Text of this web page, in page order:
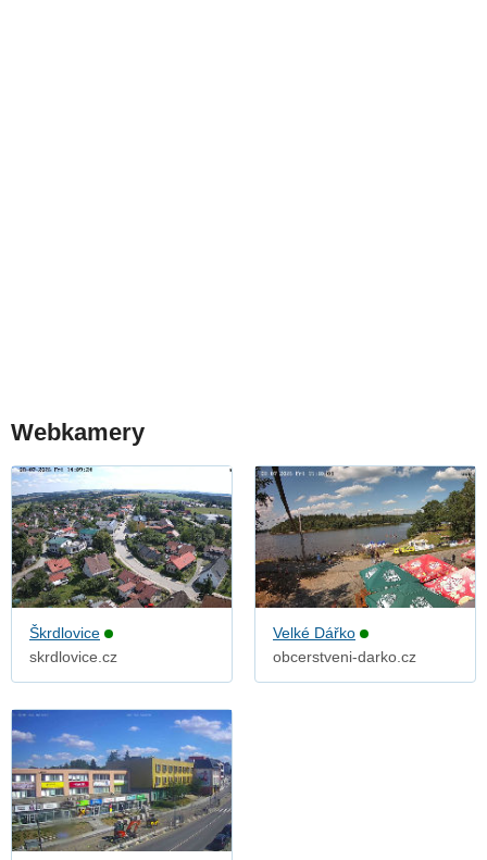
Webkamery
Škrdlovice
skrdlovice.cz
Velké Dářko
obcerstveni-darko.cz